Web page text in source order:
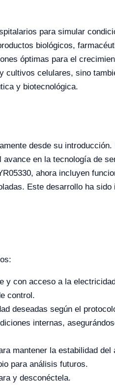
para simular
biológicos,
óptimas para el
celulares, sino
y biotecnológica.
desde su
en la tecnología de
ahora incluyen
Este desarrollo ha
y con acceso a la
control.
deseadas según el
internas,
mantener la estabilidad del
para análisis futuros.
y desconéctela.